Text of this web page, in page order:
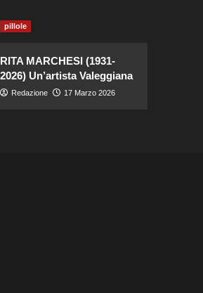
pillole
RITA MARCHESI (1931-
2026) Un’artista Valeggiana
Redazione 17 Marzo 2026